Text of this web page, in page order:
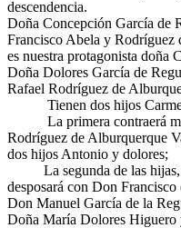
descendencia.
Doña Concepción García de
Francisco Abela y Rodríguez
es nuestra protagonista doña
Doña Dolores García de
Rafael Rodríguez de
Tienen dos hijos
La primera contraerá
Rodríguez de Alburquerque
dos hijos Antonio y dolores;
La segunda de las hijas,
desposará con Don
Don Manuel García de la
Doña María Dolores Higuero